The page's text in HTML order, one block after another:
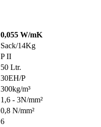
0,055 W/mK
Sack/14Kg
P II
50 Ltr.
30EH/P
300kg/m³
1,6 - 3N/mm²
0,8 N/mm²
6